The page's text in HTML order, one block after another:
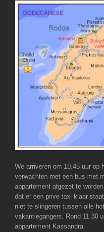
We arriveren om 10.45 uur op
verwachten met een bus met
appartement afgezet te
dat er een prive taxi klaar
niet te slingeren tussen alle
vakantiegangers. Rond 11.30
appartement Kassandra.